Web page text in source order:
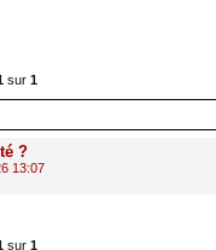
sur 1
?
13:07
sur 1